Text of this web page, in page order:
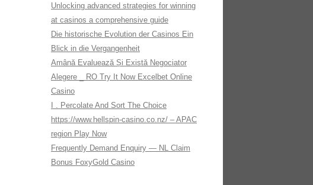
Unlocking advanced strategies for winning
at casinos a comprehensive guide
Die historische Evolution der Casinos Ein
Blick in die Vergangenheit
Amână Evaluează Și Există Negociator
Alegere _ RO Try It Now Excelbet Online
Casino
I . Percolate And Sort The Choice
https://www.hellspin-casino.co.nz/ – APAC
region Play Now
Frequently Demand Enquiry — NL Claim
Bonus FoxyGold Casino